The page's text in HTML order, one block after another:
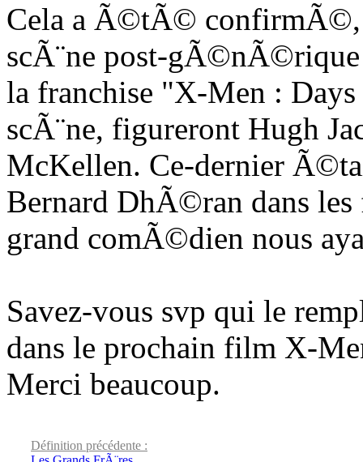
Cela a Ã©tÃ©
scÃ¨ne post-
la franchise "X-Men :
scÃ¨ne, figureront Hugh
McKellen. Ce-dernier
Bernard DhÃ©ran dans
grand comÃ©dien nous
Savez-vous svp qui le
dans le prochain film X-
Merci beaucoup.
Définition précédente :